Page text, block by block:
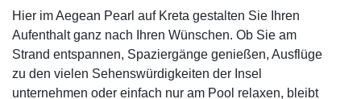
Hier im Aegean Pearl auf Kreta gestalten Sie Ihren
Aufenthalt ganz nach Ihren Wünschen. Ob Sie am
Strand entspannen, Spaziergänge genießen, Ausflüge
zu den vielen Sehenswürdigkeiten der Insel
unternehmen oder einfach nur am Pool relaxen, bleibt